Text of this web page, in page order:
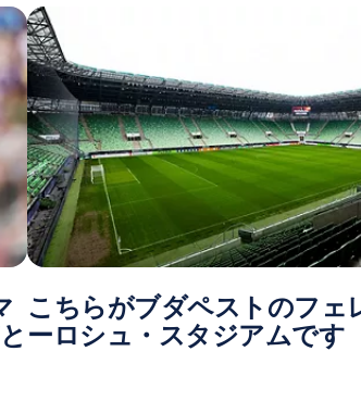
こちらがブダペストのフェ
ーロシュ・スタジアムです